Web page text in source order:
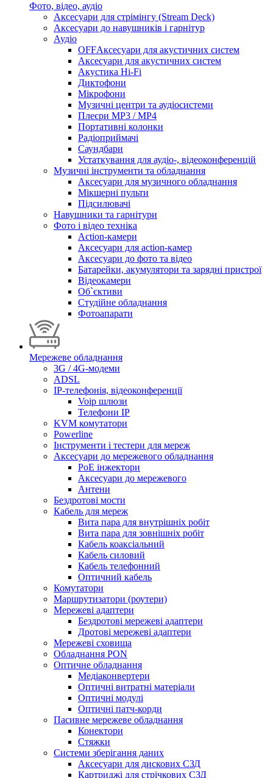
Фото, відео, аудіо
Аксесуари для стрімінгу (Stream Deck)
Аксесуари до навушників і гарнітур
Аудіо
OFFАксесуари для акустичних систем
Аксесуари для акустичних систем
Акустика Hi-Fi
Диктофони
Мікрофони
Музичні центри та аудіосистеми
Плеєри MP3 / MP4
Портативні колонки
Радіоприймачі
Саундбари
Устаткування для аудіо-, відеоконференцій
Музичні інструменти та обладнання
Аксесуари для музичного обладнання
Мікшерні пульти
Підсилювачі
Навушники та гарнітури
Фото і відео техніка
Action-камери
Аксесуари для action-камер
Аксесуари до фото та відео
Батарейки, акумулятори та зарядні пристрої
Відеокамери
Об`єктиви
Студійне обладнання
Фотоапарати
Мережеве обладнання
3G / 4G-модеми
ADSL
IP-телефонія, відеоконференції
Voip шлюзи
Телефони IP
KVM комутатори
Powerline
Інструменти і тестери для мереж
Аксесуари до мережевого обладнання
PoE інжектори
Аксесуари до мережевого
Антени
Бездротові мости
Кабель для мереж
Вита пара для внутрішніх робіт
Вита пара для зовнішніх робіт
Кабель коаксіальний
Кабель силовий
Кабель телефонний
Оптичний кабель
Комутатори
Маршрутизатори (роутери)
Мережеві адаптери
Бездротові мережеві адаптери
Дротові мережеві адаптери
Мережеві сховища
Обладнання PON
Оптичне обладнання
Медіаконвертери
Оптичні витратні матеріали
Оптичні модулі
Оптичні патч-корди
Пасивне мережеве обладнання
Конектори
Стяжки
Системи зберігання даних
Аксесуари для дискових СЗД
Картриджі для стрічкових СЗД